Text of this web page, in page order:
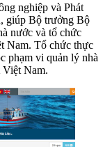
nghiệp và Phát
giúp Bộ trưởng Bộ
nước và tổ chức
Nam. Tổ chức thực
phạm vi quản lý nhà
Việt Nam.